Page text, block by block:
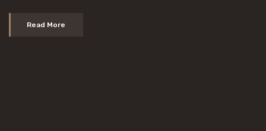
Read More